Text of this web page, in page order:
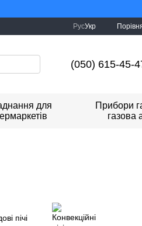
РусУкр
(050) 615-45-
для
Прибори
газова